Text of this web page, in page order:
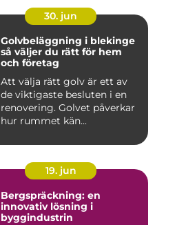
30. jun
Golvbeläggning i blekinge
så väljer du rätt för hem
och företag
Att välja rätt golv är ett av
de viktigaste besluten i en
renovering. Golvet påverkar
hur rummet kän...
19. jun
Bergspräckning: en
innovativ lösning i
byggindustrin